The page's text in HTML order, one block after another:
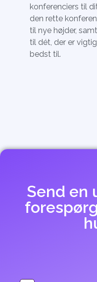
konferenciers til
den rette
til nye højder,
til dét, der er
bedst til.
Send en